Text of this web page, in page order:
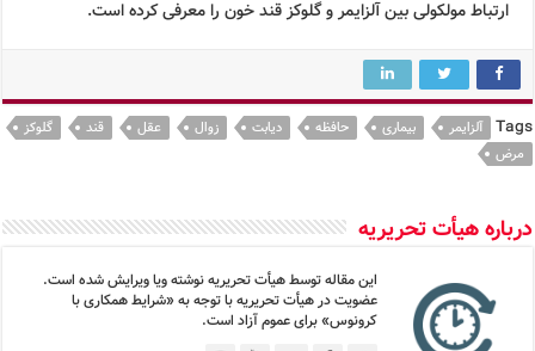
ارتباط مولکولی بین آلزایمر و گلوکز قند خون را معرفی کرده است.
Tags آلزایمر بیماری حافظه دیابت زوال عقل قند
گلوکز
مرض
درباره هیأت تحریریه
این مقاله توسط هیأت تحریریه نوشته ویا ویرایش شده است.
عضویت در هیأت تحریریه با توجه به «شرایط همکاری با
کرونوس» برای عموم آزاد است.